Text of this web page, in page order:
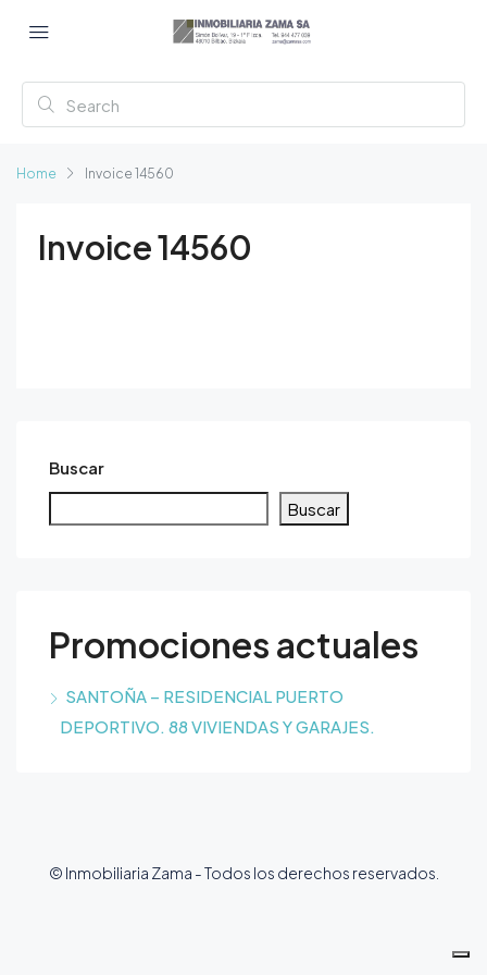
Home Invoice 14560
Invoice 14560
Buscar
Buscar
Promociones actuales
SANTOÑA – RESIDENCIAL PUERTO
DEPORTIVO. 88 VIVIENDAS Y GARAJES.
© Inmobiliaria Zama - Todos los derechos reservados.